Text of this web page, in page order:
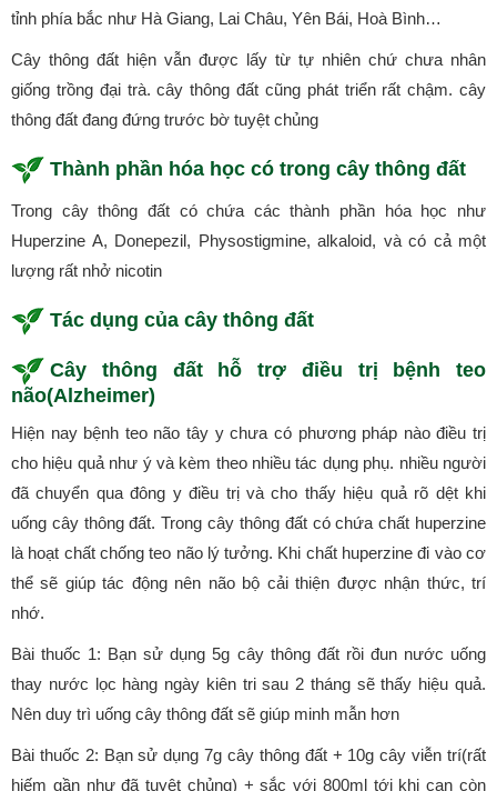
tỉnh phía bắc như Hà Giang, Lai Châu, Yên Bái, Hoà Bình…
Cây thông đất hiện vẫn được lấy từ tự nhiên chứ chưa nhân
giống trồng đại trà. cây thông đất cũng phát triển rất chậm. cây
thông đất đang đứng trước bờ tuyệt chủng
Thành phần hóa học có trong cây thông đất
Trong cây thông đất có chứa các thành phần hóa học như
Huperzine A, Donepezil, Physostigmine, alkaloid, và có cả một
lượng rất nhở nicotin
Tác dụng của cây thông đất
Cây thông đất hỗ trợ điều trị bệnh teo
não(Alzheimer)
Hiện nay bệnh teo não tây y chưa có phương pháp nào điều trị
cho hiệu quả như ý và kèm theo nhiều tác dụng phụ. nhiều người
đã chuyển qua đông y điều trị và cho thấy hiệu quả rõ dệt khi
uống cây thông đất. Trong cây thông đất có chứa chất huperzine
là hoạt chất chống teo não lý tưởng. Khi chất huperzine đi vào cơ
thể sẽ giúp tác động nên não bộ cải thiện được nhận thức, trí
nhớ.
Bài thuốc 1: Bạn sử dụng 5g cây thông đất rồi đun nước uống
thay nước lọc hàng ngày kiên tri sau 2 tháng sẽ thấy hiệu quả.
Nên duy trì uống cây thông đất sẽ giúp minh mẫn hơn
Bài thuốc 2: Bạn sử dụng 7g cây thông đất + 10g cây viễn trí(rất
hiếm gần như đã tuyệt chủng) + sắc với 800ml tới khi cạn còn